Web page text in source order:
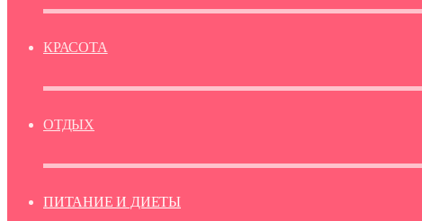
КРАСОТА
ОТДЫХ
ПИТАНИЕ И ДИЕТЫ